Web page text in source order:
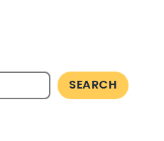
SEARCH